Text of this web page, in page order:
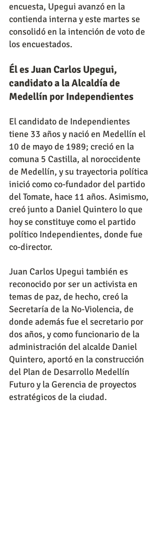
encuesta, Upegui avanzó en la
contienda interna y este martes se
consolidó en la intención de voto de
los encuestados.
Él es Juan Carlos Upegui,
candidato a la Alcaldía de
Medellín por Independientes
El candidato de Independientes
tiene 33 años y nació en Medellín el
10 de mayo de 1989; creció en la
comuna 5 Castilla, al noroccidente
de Medellín, y su trayectoria política
inició como co-fundador del partido
del Tomate, hace 11 años. Asimismo,
creó junto a Daniel Quintero lo que
hoy se constituye como el partido
político Independientes, donde fue
co-director.
Juan Carlos Upegui también es
reconocido por ser un activista en
temas de paz, de hecho, creó la
Secretaría de la No-Violencia, de
donde además fue el secretario por
dos años, y como funcionario de la
administración del alcalde Daniel
Quintero, aportó en la construcción
del Plan de Desarrollo Medellín
Futuro y la Gerencia de proyectos
estratégicos de la ciudad.